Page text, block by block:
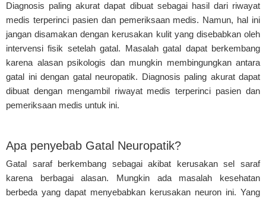
Diagnosis paling akurat dapat dibuat sebagai hasil dari riwayat
medis terperinci pasien dan pemeriksaan medis. Namun, hal ini
jangan disamakan dengan kerusakan kulit yang disebabkan oleh
intervensi fisik setelah gatal. Masalah gatal dapat berkembang
karena alasan psikologis dan mungkin membingungkan antara
gatal ini dengan gatal neuropatik. Diagnosis paling akurat dapat
dibuat dengan mengambil riwayat medis terperinci pasien dan
pemeriksaan medis untuk ini.
Apa penyebab Gatal Neuropatik?
Gatal saraf berkembang sebagai akibat kerusakan sel saraf
karena berbagai alasan. Mungkin ada masalah kesehatan
berbeda yang dapat menyebabkan kerusakan neuron ini. Yang